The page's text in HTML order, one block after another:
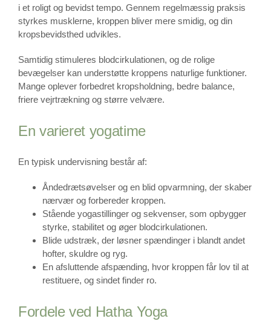
i et roligt og bevidst tempo. Gennem regelmæssig praksis
styrkes musklerne, kroppen bliver mere smidig, og din
kropsbevidsthed udvikles.
Samtidig stimuleres blodcirkulationen, og de rolige
bevægelser kan understøtte kroppens naturlige funktioner.
Mange oplever forbedret kropsholdning, bedre balance,
friere vejrtrækning og større velvære.
En varieret yogatime
En typisk undervisning består af:
Åndedrætsøvelser og en blid opvarmning, der skaber
nærvær og forbereder kroppen.
Stående yogastillinger og sekvenser, som opbygger
styrke, stabilitet og øger blodcirkulationen.
Blide udstræk, der løsner spændinger i blandt andet
hofter, skuldre og ryg.
En afsluttende afspænding, hvor kroppen får lov til at
restituere, og sindet finder ro.
Fordele ved Hatha Yoga